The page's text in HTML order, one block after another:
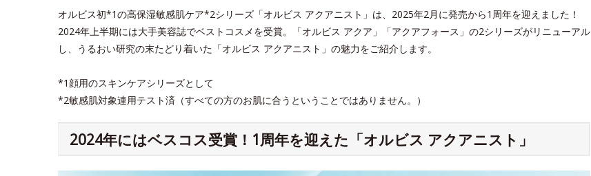
オルビス初*1の高保湿敏感肌ケア*2シリーズ「オルビス アクアニスト」は、2025年2月に発売から1周年を迎えました！
2024年上半期には大手美容誌でベストコスメを受賞。「オルビス アクア」「アクアフォース」の2シリーズがリニューアル
し、うるおい研究の末たどり着いた「オルビス アクアニスト」の魅力をご紹介します。
*1顔用のスキンケアシリーズとして
*2敏感肌対象連用テスト済（すべての方のお肌に合うということではありません。）
2024年にはベスコス受賞！1周年を迎えた「オルビス アクアニスト」